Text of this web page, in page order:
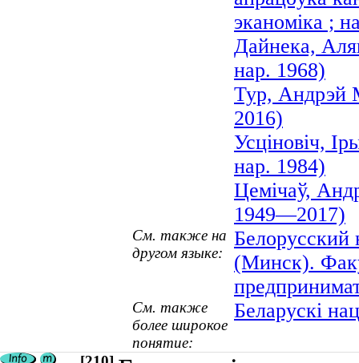
эканоміка ;
Дайнека,
нар. 1968)
Тур, Андрэй
2016)
Усціновіч,
нар. 1984)
Цемічаў,
1949—2017)
См. также на
другом языке:
Белорусский
(Минск).
См. также
более широкое
понятие:
Беларускі